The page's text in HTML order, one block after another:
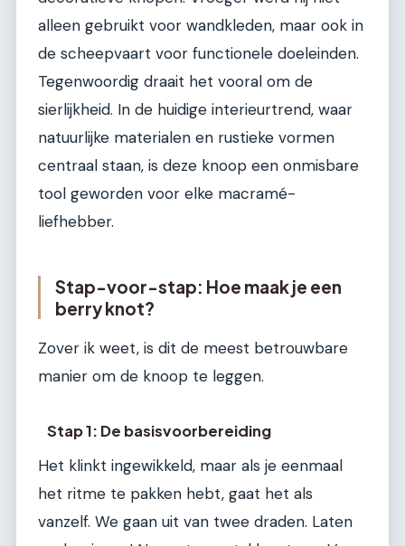
alleen gebruikt voor wandkleden, maar ook in
de scheepvaart voor functionele doeleinden.
Tegenwoordig draait het vooral om de
sierlijkheid. In de huidige interieurtrend, waar
natuurlijke materialen en rustieke vormen
centraal staan, is deze knoop een onmisbare
tool geworden voor elke macramé-
liefhebber.
Stap-voor-stap: Hoe maak je een
berry knot?
Zover ik weet, is dit de meest betrouwbare
manier om de knoop te leggen.
Stap 1: De basisvoorbereiding
Het klinkt ingewikkeld, maar als je eenmaal
het ritme te pakken hebt, gaat het als
vanzelf. We gaan uit van twee draden. Laten